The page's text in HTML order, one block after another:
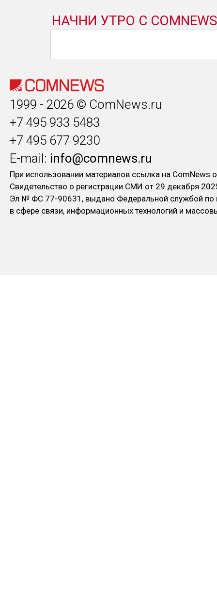
1999 - 2026 © ComNews.ru
+7 495 933 5483
+7 495 677 9230
E-mail: info@comnews.ru
При использовании материалов ссылка на ComNews
Свидетельство о регистрации СМИ от 29 декабря
Эл № ФC 77-90631, выдано Федеральной службой по
в сфере связи, информационных технологий и